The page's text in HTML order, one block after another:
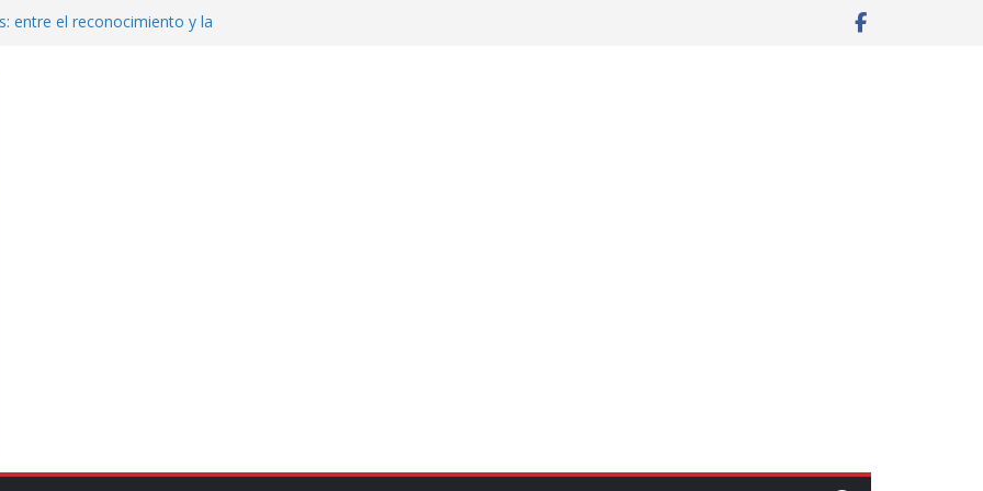
entre el reconocimiento y la
punzante a cuatro hombres